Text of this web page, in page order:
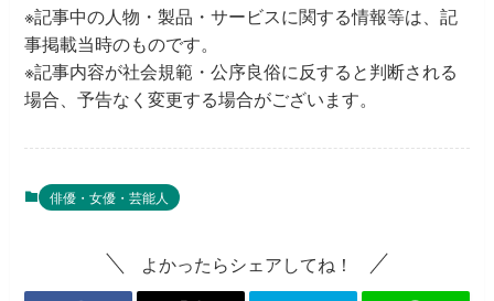
※記事中の人物・製品・サービスに関する情報等は、記
事掲載当時のものです。
※記事内容が社会規範・公序良俗に反すると判断される
場合、予告なく変更する場合がございます。
俳優・女優・芸能人
よかったらシェアしてね！